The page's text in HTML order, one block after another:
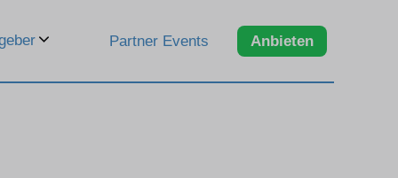
Partner Events Anbieten